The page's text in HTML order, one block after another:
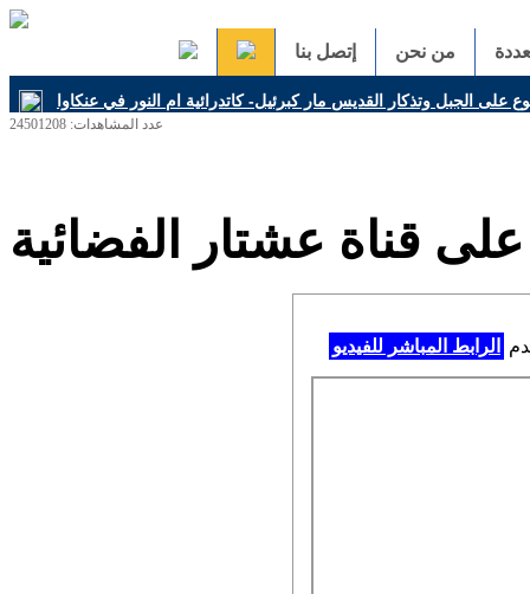
من نحن إتصل بنا
على الجبل وتذكار القديس مار كبرئيل- كاتدرائية ام النور في عنكاوا
عدد المشاهدات: 24501208
قناة عشتار الفضائية
الرابط المباشر للفيديو